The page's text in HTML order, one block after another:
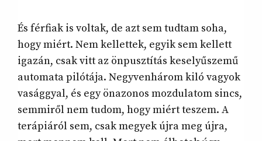
És férfiak is voltak, de azt sem tudtam soha,
hogy miért. Nem kellettek, egyik sem kellett
igazán, csak vitt az önpusztítás keselyűszemű
automata pilótája. Negyvenhárom kiló vagyok
vasággyal, és egy önazonos mozdulatom sincs,
semmiről nem tudom, hogy miért teszem. A
terápiáról sem, csak megyek újra meg újra,